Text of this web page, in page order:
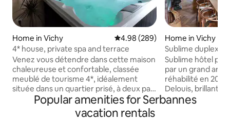
Home in Vichy 4.98 out of 5 average rating,
4.98 (289)
4* house, private spa and terrace
Venez vous détendre dans cette maison
chaleureuse et confortable, classée
meublé de tourisme 4*, idéalement
située dans un quartier prisé, à deux pas
du plan d'eau et de ses berges
aménagées, à 5 mn de marche des
thermes et du "grand marché", à 5 mn
Home in Vichy
Sublime hôtel
par un grand
réhabilité en
Delouis, brillant
Cette vieille
Popular amenities for Serbannes
vacation rentals